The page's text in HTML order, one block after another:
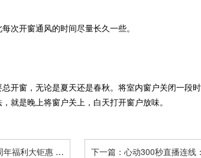
次开窗通风的时间尽量长久一些。
开窗，无论是夏天还是春秋。将室内窗户关闭一段
就是晚上将窗户关上，白天打开窗户放味。
福利大钜惠 全
下一篇：心动300秒直播连线